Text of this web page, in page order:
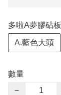
多啦A夢膠砧板
A.藍色大頭
數量
−